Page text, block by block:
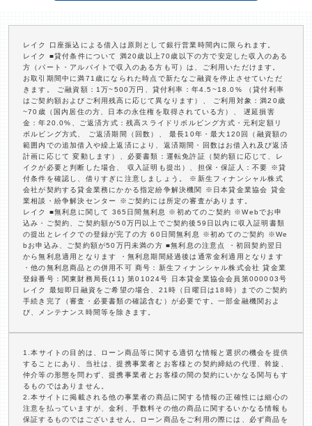
レイク 口座振込による借入は原則として銀行営業時間内に限られます。
レイク ■貸付条件について 満20歳以上70歳以下の方で安定した収入のある
方（パート・アルバイトで収入のある方も可）は、ご利用いただけます。
お取引期間中に満71歳になられた時点で新たなご融資を停止させていただ
きます。 ご融資額：1万~500万円、貸付利率：年4.5~18.0% （貸付利率
はご契約額およびご利用残高に応じて異なります）、 ご利用対象：満20歳
~70歳（国内居住の方、日本の永住権を取得されている方）、 遅延損害
金：年20.0%、ご返済方式：残高スライドリボルビング方式・元利定額リ
ボルビング方式、 ご返済期間（回数）、 最長10年・最大120回（融資額の
範囲内での追加借入や繰上返済により、返済期間・回数はお借入れ及び返済
計画に応じて 変動します）、必要書類：運転免許証（契約額に応じて、レ
イクが必要と判断した場合、 収入証明も提出）、担保・保証人：不要 ※貸
付条件を確認し、借りすぎに注意しましょう。 ※新生フィナンシャル株式
会社が契約する貸金業務にかかる指定紛争解決機関 ※日本貸金業協会 貸金
業相談・紛争解決センター ※ご契約には所定の審査があります。
レイク ■無利息に関して 365日間無利息 ※初めてのご契約 ※Webでお申
込み・ご契約、ご契約額が50万円以上でご契約後59日以内に収入証明書類
の提出とレイクでの登録が完了の方 60日間無利息 ※初めてのご契約 ※We
bお申込み、ご契約額が50万円未満の方 ■無利息の注意点 ・初回契約翌日
から無利息適用となります ・無利息期間経過後は通常金利適用となります
・他の無利息商品との併用不可 商号：新生フィナンシャル株式会社 貸金業
登録番号：関東財務局長(11) 第01024号 日本貸金業協会会員第000003号
レイク 最短即日融資をご希望の場合、21時（日曜日は18時）までのご契約
手続き完了（審査・必要書類の確認含む）が必要です。一部金融機関およ
び、メンテナンス時間等を除きます。
1.本サイトの目的は、ローン商品等に関する適切な情報と選択の機会を提供
することにあり、当社は、提携事業者とお客様との契約締結の代理、斡旋、
仲介等の形態を問わず、提携事業者とお客様の間の契約にいかなる関与もす
るものではありません。
2.本サイトに掲載される他の事業者の商品に関する情報の正確性には細心の
注意を払っていますが、金利、手数料その他の商品に関するいかなる情報も
保証するものではございません。ローン商品をご利用の際には、必ず商品を